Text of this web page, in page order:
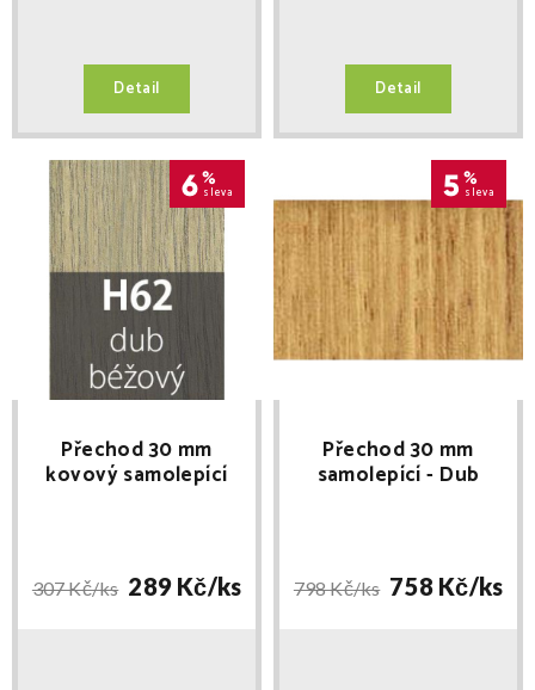
Detail Detail
6%
sleva
Přechod 30 mm
kovový samolepící
307 Kč/ks 289 Kč/ks
5 %
sleva
Přechod 30 mm
samolepící - Dub
798 Kč/ks 758 Kč/ks